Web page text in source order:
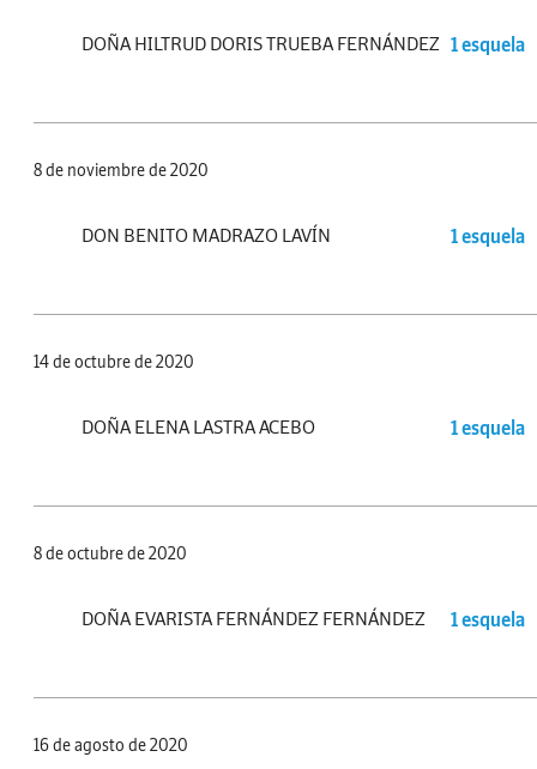
DOÑA HILTRUD DORIS TRUEBA FERNÁNDEZ 1 esquela
8 de noviembre de 2020
DON BENITO MADRAZO LAVÍN 1 esquela
14 de octubre de 2020
DOÑA ELENA LASTRA ACEBO 1 esquela
8 de octubre de 2020
DOÑA EVARISTA FERNÁNDEZ FERNÁNDEZ 1 esquela
16 de agosto de 2020